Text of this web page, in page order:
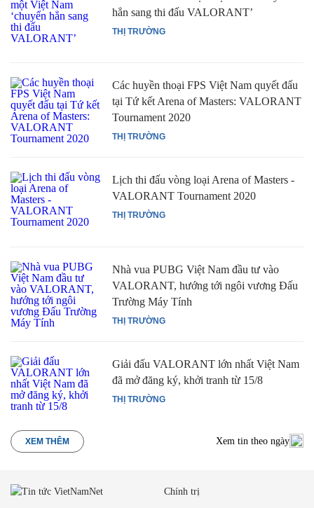
THỊ TRƯỜNG
hẳn sang thi đấu VALORANT’
THỊ TRƯỜNG
Các huyền thoại FPS Việt Nam quyết đấu
tại Tứ kết Arena of Masters: VALORANT
Tournament 2020
THỊ TRƯỜNG
Lịch thi đấu vòng loại Arena of Masters -
VALORANT Tournament 2020
THỊ TRƯỜNG
Nhà vua PUBG Việt Nam đầu tư vào
VALORANT, hướng tới ngôi vương Đấu
Trường Máy Tính
THỊ TRƯỜNG
Giải đấu VALORANT lớn nhất Việt Nam
đã mở đăng ký, khởi tranh từ 15/8
XEM THÊM Xem tin theo ngày
Chính trị